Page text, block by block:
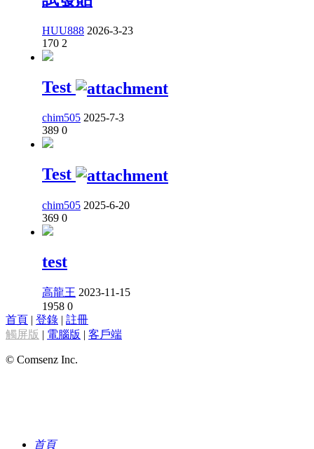
HUU888 2026-3-23
170 2
Test
chim505 2025-7-3
389 0
Test
chim505 2025-6-20
369 0
test
高龍王 2023-11-15
1958 0
首頁 | 登錄 | 註冊
觸屏版 | 電腦版 | 客戶端
© Comsenz Inc.
首頁